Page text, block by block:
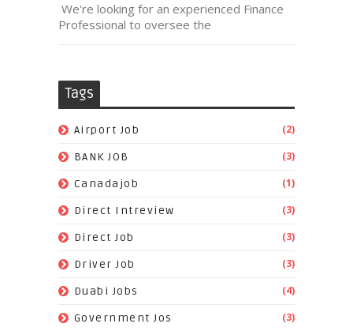
We're looking for an experienced Finance
Professional to oversee the
Tags
Airport Job (2)
BANK JOB (3)
Canadajob (1)
Direct Intreview (3)
Direct Job (3)
Driver Job (3)
Duabi Jobs (4)
Government Jos (3)